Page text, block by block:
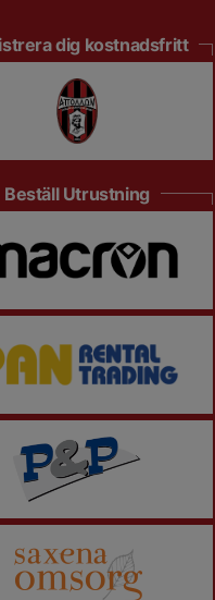
dig kostnadsfritt
Beställ Utrustning